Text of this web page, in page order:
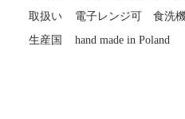
取扱い
電子レンジ可 食洗
生産国
hand made in Poland